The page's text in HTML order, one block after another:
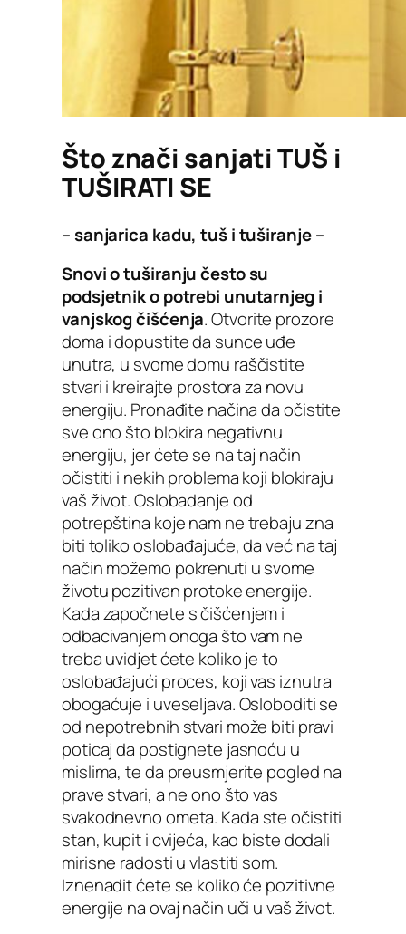
Što znači sanjati TUŠ i
TUŠIRATI SE
– sanjarica kadu, tuš i tuširanje –
Snovi o tuširanju često su
podsjetnik o potrebi unutarnjeg i
vanjskog čišćenja. Otvorite prozore
doma i dopustite da sunce uđe
unutra, u svome domu raščistite
stvari i kreirajte prostora za novu
energiju. Pronađite načina da očistite
sve ono što blokira negativnu
energiju, jer ćete se na taj način
očistiti i nekih problema koji blokiraju
vaš život. Oslobađanje od
potrepština koje nam ne trebaju zna
biti toliko oslobađajuće, da već na taj
način možemo pokrenuti u svome
životu pozitivan protoke energije.
Kada započnete s čišćenjem i
odbacivanjem onoga što vam ne
treba uvidjet ćete koliko je to
oslobađajući proces, koji vas iznutra
obogaćuje i uveseljava. Osloboditi se
od nepotrebnih stvari može biti pravi
poticaj da postignete jasnoću u
mislima, te da preusmjerite pogled na
prave stvari, a ne ono što vas
svakodnevno ometa. Kada ste očistiti
stan, kupit i cvijeća, kao biste dodali
mirisne radosti u vlastiti som.
Iznenadit ćete se koliko će pozitivne
energije na ovaj način uči u vaš život.